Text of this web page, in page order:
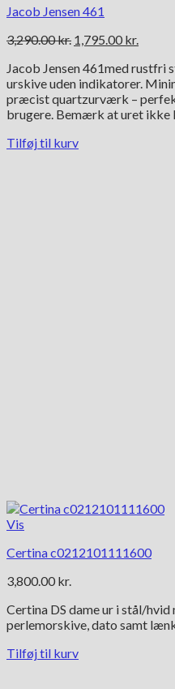
Jacob Jensen 461
3,290.00kr. Den
pris
var:
3,290.00 kr..
1,795.00 kr.
pris
er:
Jacob Jensen 461med rustfri
urskive uden indikatorer.
præcist quartzurværk –
brugere. Bemærk at uret ikke
Tilføj til kurv
Vis
Certina c0212101111600
3,800.00 kr.
Certina DS dame ur i stål/hvid
perlemorskive, dato samt
Tilføj til kurv